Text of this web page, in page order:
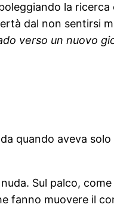
la
dal non sentirsi
verso un nuovo
quando aveva
Sul palco,
fanno muovere il